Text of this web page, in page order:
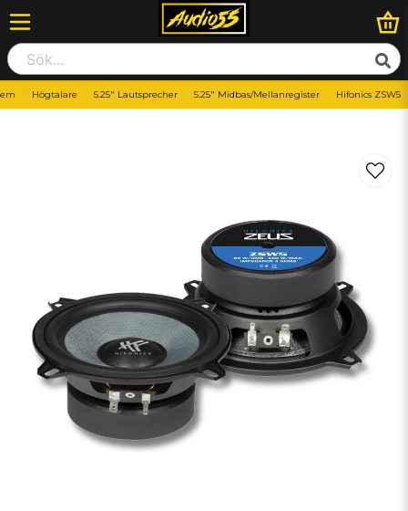
Högtalare 5.25" Lautsprecher 5.25" Midbas/Mellanregister Hifonics ZSW5